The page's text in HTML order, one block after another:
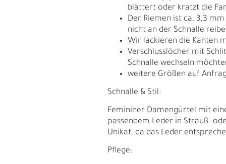
S
blättert oder kratzt die
Der Riemen ist ca. 3,3
nicht an der Schnalle
Wir lackieren die Kanten
Verschlusslöcher mit
Schnalle wechseln
weitere Größen auf
Schnalle & Stil:
Femininer Damengürtel mit
passendem Leder in Strauß-
Unikat, da das Leder
Pflege: